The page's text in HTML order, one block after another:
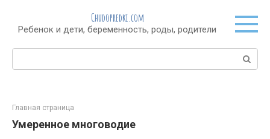
контенту
Chudopredki.com
Ребенок и дети, беременность, роды, родители
Поиск:
Главная страница
Умеренное многоводие